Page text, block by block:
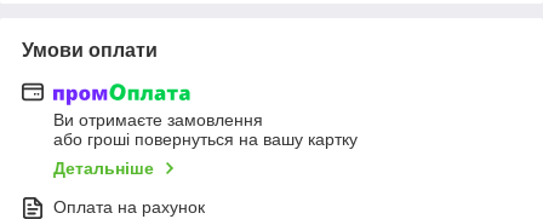
Умови оплати
Ви отримаєте замовлення
або гроші повернуться на вашу картку
Детальніше
Оплата на рахунок